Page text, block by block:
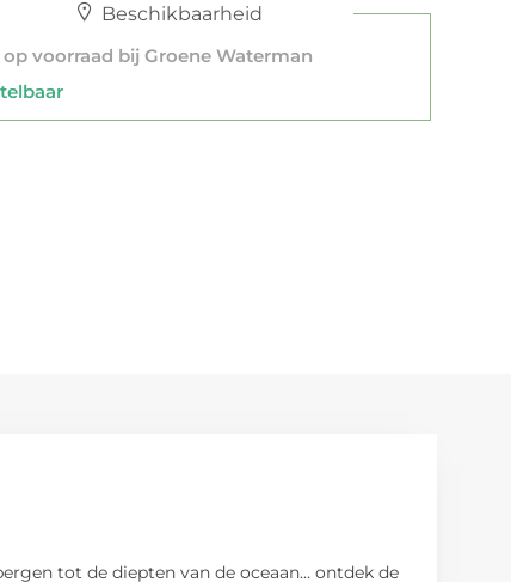
Beschikbaarheid
op voorraad bij Groene Waterman
tot de diepten van de oceaan... ontdek de